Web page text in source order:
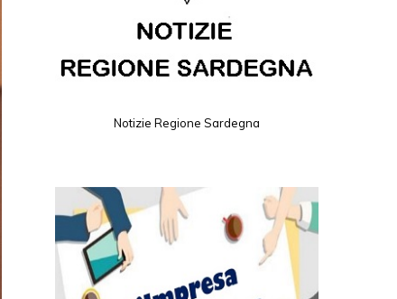
Notizie Regione Sardegna